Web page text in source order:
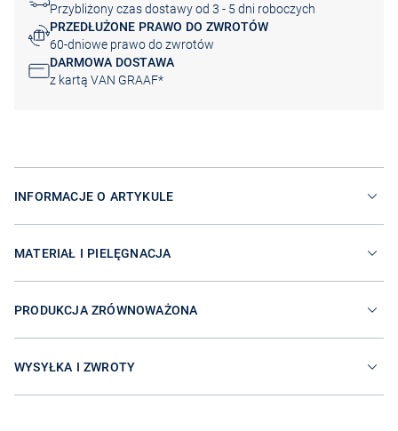
Przybliżony czas dostawy od 3 - 5 dni roboczych
PRZEDŁUŻONE PRAWO DO ZWROTÓW
60-dniowe prawo do zwrotów
DARMOWA DOSTAWA
z kartą VAN GRAAF*
INFORMACJE O ARTYKULE
MATERIAŁ I PIELĘGNACJA
PRODUKCJA ZRÓWNOWAŻONA
WYSYŁKA I ZWROTY